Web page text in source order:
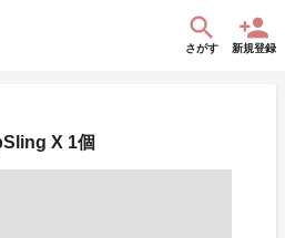
さがす 新規登録
X 1個